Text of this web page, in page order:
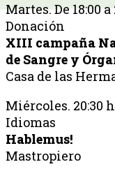
Martes. De 18:00 a
Donación
XIII campaña
de Sangre y
Casa de las
Miércoles. 20:30
Idiomas
Hablemus!
Mastropiero